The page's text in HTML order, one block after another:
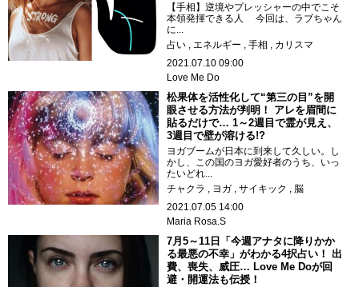
【手相】逆境やプレッシャーの中でこそ
本領発揮できる人 今回は、ラブちゃん
に...
占い
エネルギー 手相
カリスマ
2021.07.10 09:00
Love Me Do
松果体を活性化して“第三の目”を開
眼させる方法が判明！ アレを眉間に
貼るだけで… 1～2週目で霊が見え、
3週目で壁が溶ける!?
ヨガブームが日本に到来して久しい。し
かし、この国のヨガ愛好者のうち、いっ
たいどれ...
チャクラ
ヨガ サイキック
脳
2021.07.05 14:00
Maria Rosa.S
7月5～11日「今週アナタに降りかか
る最悪の不幸」がわかる4択占い！ 出
費、喪失、威圧… Love Me Doが回
避・開運法も伝授！